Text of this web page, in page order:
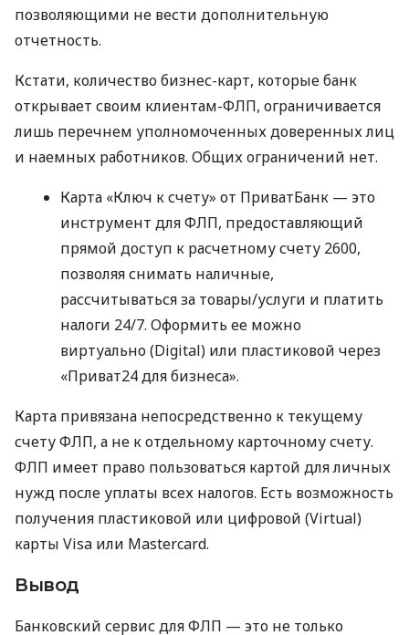
позволяющими не вести дополнительную
отчетность.
Кстати, количество бизнес-карт, которые банк
открывает своим клиентам-ФЛП, ограничивается
лишь перечнем уполномоченных доверенных лиц
и наемных работников. Общих ограничений нет.
Карта «Ключ к счету» от ПриватБанк — это
инструмент для ФЛП, предоставляющий
прямой доступ к расчетному счету 2600,
позволяя снимать наличные,
рассчитываться за товары/услуги и платить
налоги 24/7. Оформить ее можно
виртуально (Digital) или пластиковой через
«Приват24 для бизнеса».
Карта привязана непосредственно к текущему
счету ФЛП, а не к отдельному карточному счету.
ФЛП имеет право пользоваться картой для личных
нужд после уплаты всех налогов. Есть возможность
получения пластиковой или цифровой (Virtual)
карты Visa или Mastercard.
Вывод
Банковский сервис для ФЛП — это не только